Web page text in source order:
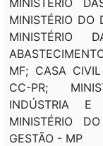
MINISTÉRIO DO
MINISTÉRIO
MF; CASA
CC-PR;
INDÚSTRIA E
MINISTÉRIO
GESTÃO - MP